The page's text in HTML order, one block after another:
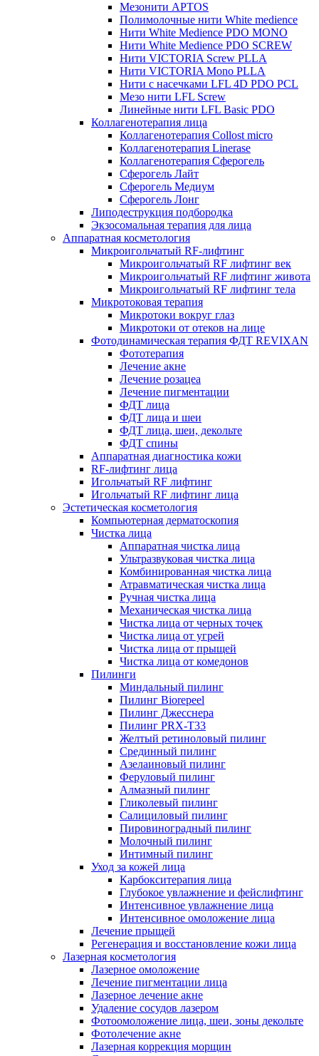
Мезонити APTOS
Полимолочные нити White medience
Нити White Medience PDO MONO
Нити White Medience PDO SCREW
Нити VICTORIA Screw PLLA
Нити VICTORIA Mono PLLA
Нити с насечками LFL 4D PDO PCL
Мезо нити LFL Screw
Линейные нити LFL Basic PDO
Коллагенотерапия лица
Коллагенотерапия Collost micro
Коллагенотерапия Linerase
Коллагенотерапия Сферогель
Сферогель Лайт
Сферогель Медиум
Сферогель Лонг
Липодеструкция подбородка
Экзосомальная терапия для лица
Аппаратная косметология
Микроигольчатый RF-лифтинг
Микроигольчатый RF лифтинг век
Микроигольчатый RF лифтинг живота
Микроигольчатый RF лифтинг тела
Микротоковая терапия
Микротоки вокруг глаз
Микротоки от отеков на лице
Фотодинамическая терапия ФДТ REVIXAN
Фототерапия
Лечение акне
Лечение розацеа
Лечение пигментации
ФДТ лица
ФДТ лица и шеи
ФДТ лица, шеи, декольте
ФДТ спины
Аппаратная диагностика кожи
RF-лифтинг лица
Игольчатый RF лифтинг
Игольчатый RF лифтинг лица
Эстетическая косметология
Компьютерная дерматоскопия
Чистка лица
Аппаратная чистка лица
Ультразвуковая чистка лица
Комбинированная чистка лица
Атравматическая чистка лица
Ручная чистка лица
Механическая чистка лица
Чистка лица от черных точек
Чистка лица от угрей
Чистка лица от прыщей
Чистка лица от комедонов
Пилинги
Миндальный пилинг
Пилинг Biorepeel
Пилинг Джесснера
Пилинг PRX-T33
Желтый ретиноловый пилинг
Срединный пилинг
Азелаиновый пилинг
Феруловый пилинг
Алмазный пилинг
Гликолевый пилинг
Салициловый пилинг
Пировиноградный пилинг
Молочный пилинг
Интимный пилинг
Уход за кожей лица
Карбокситерапия лица
Глубокое увлажнение и фейслифтинг
Интенсивное увлажнение лица
Интенсивное омоложение лица
Лечение прыщей
Регенерация и восстановление кожи лица
Лазерная косметология
Лазерное омоложение
Лечение пигментации лица
Лазерное лечение акне
Удаление сосудов лазером
Фотоомоложение лица, шеи, зоны декольте
Фотолечение акне
Лазерная коррекция морщин